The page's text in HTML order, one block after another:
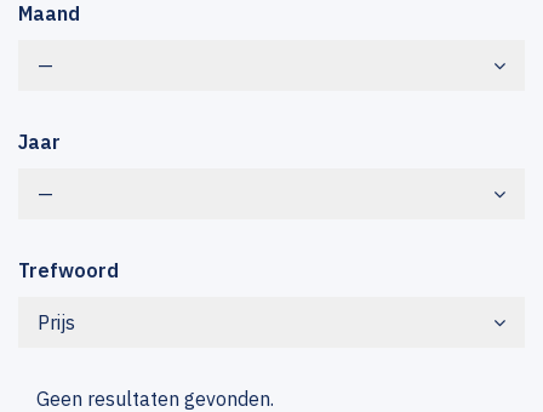
Maand
—
Jaar
—
Trefwoord
Prijs
Geen resultaten gevonden.